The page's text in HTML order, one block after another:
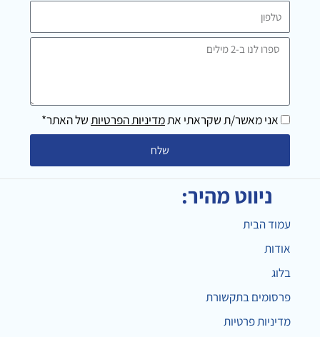
טלפון
ספרו
מילים
אני מאשר/ת שקראתי אתמדיניות הפרטיותשל האתר*
שלח
ניווט מהיר:
עמוד הבית
אודות
בלוג
פרסומים בתקשורת
מדיניות פרטיות